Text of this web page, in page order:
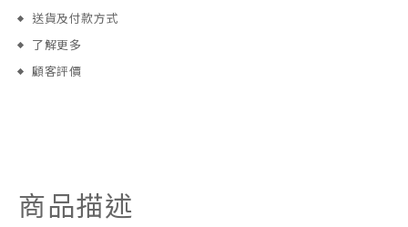
送貨及付款方式
了解更多
顧客評價
商品描述